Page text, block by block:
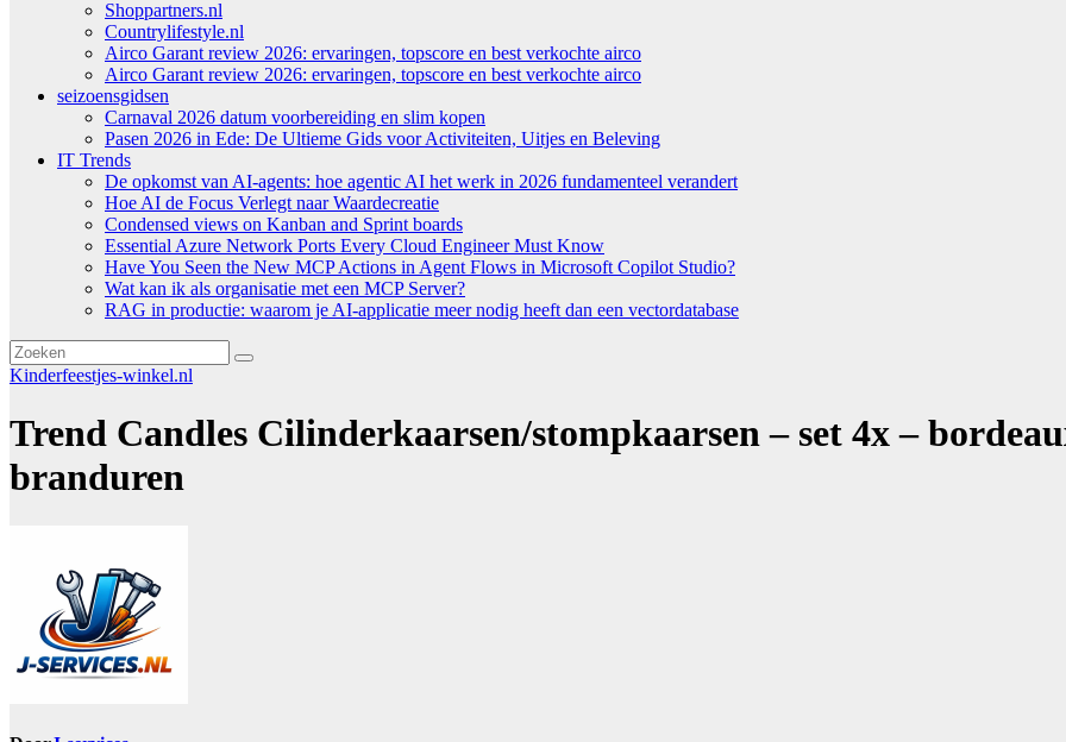
Shoppartners.nl
Countrylifestyle.nl
Airco Garant review 2026: ervaringen, topscore en best verkochte airco
Airco Garant review 2026: ervaringen, topscore en best verkochte airco
seizoensgidsen
Carnaval 2026 datum voorbereiding en slim kopen
Pasen 2026 in Ede: De Ultieme Gids voor Activiteiten, Uitjes en Beleving
IT Trends
De opkomst van AI-agents: hoe agentic AI het werk in 2026 fundamenteel verandert
Hoe AI de Focus Verlegt naar Waardecreatie
Condensed views on Kanban and Sprint boards
Essential Azure Network Ports Every Cloud Engineer Must Know
Have You Seen the New MCP Actions in Agent Flows in Microsoft Copilot Studio?
Wat kan ik als organisatie met een MCP Server?
RAG in productie: waarom je AI-applicatie meer nodig heeft dan een vectordatabase
Kinderfeestjes-winkel.nl
Trend Candles Cilinderkaarsen/stompkaarsen – set 4x –
branduren